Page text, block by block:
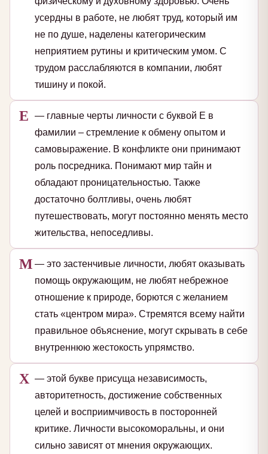
усердны в работе, не любят труд, который им
не по душе, наделены категорическим
неприятием рутины и критическим умом. С
трудом расслабляются в компании, любят
тишину и покой.
Е
— главные черты личности с буквой Е в
фамилии – стремление к обмену опытом и
самовыражение. В конфликте они принимают
роль посредника. Понимают мир тайн и
обладают проницательностью. Также
достаточно болтливы, очень любят
путешествовать, могут постоянно менять место
жительства, непоседливы.
М — это застенчивые личности, любят оказывать
помощь окружающим, не любят небрежное
отношение к природе, борются с желанием
стать «центром мира». Стремятся всему найти
правильное объяснение, могут скрывать в себе
внутреннюю жестокость упрямство.
Х — этой букве присуща независимость,
авторитетность, достижение собственных
целей и восприимчивость в посторонней
критике. Личности высокоморальны, и они
сильно зависят от мнения окружающих.